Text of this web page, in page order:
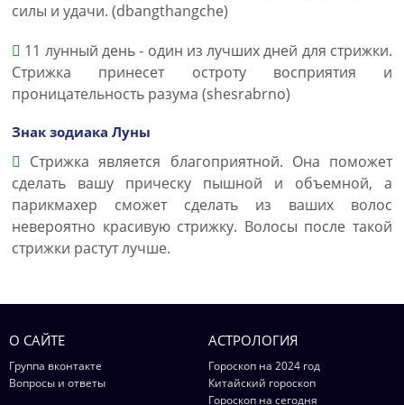
силы и удачи. (dbangthangche)
11 лунный день - один из лучших дней для стрижки.
Стрижка принесет остроту восприятия и
проницательность разума (shesrabrno)
Знак зодиака Луны
Стрижка является благоприятной. Она поможет
сделать вашу прическу пышной и объемной, а
парикмахер сможет сделать из ваших волос
невероятно красивую стрижку. Волосы после такой
стрижки растут лучше.
О САЙТЕ
Группа вконтакте
Вопросы и ответы
АСТРОЛОГИЯ
Гороскоп на 2024 год
Китайский гороскоп
Гороскоп на сегодня